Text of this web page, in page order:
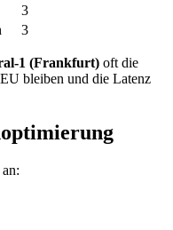
3
3
1 (Frankfurt) oft die
bleiben und die Latenz